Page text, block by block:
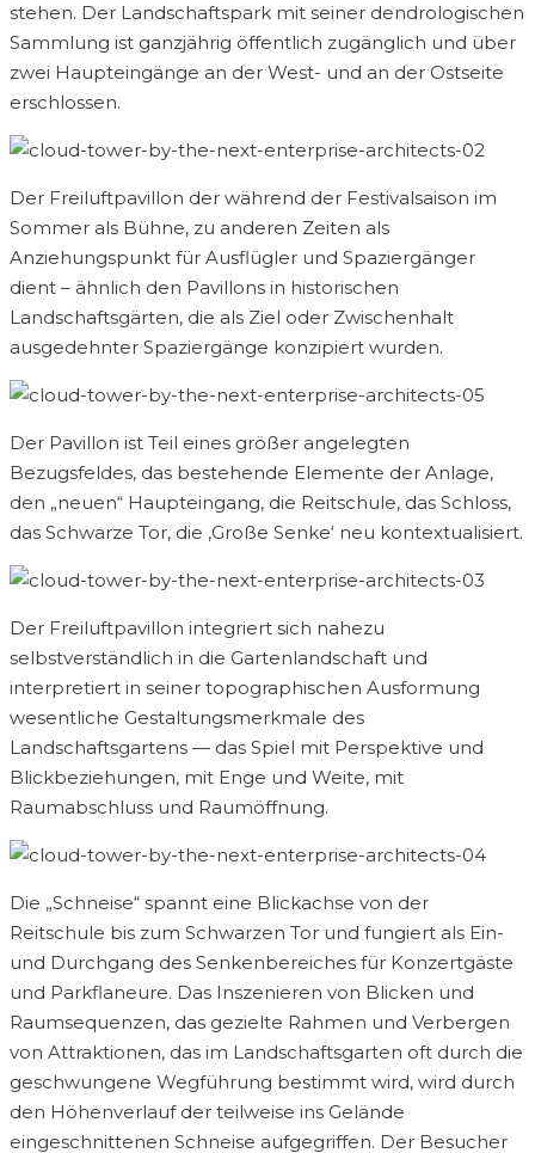
stehen. Der Landschaftspark mit seiner dendrologischen
Sammlung ist ganzjährig öffentlich zugänglich und über
zwei Haupteingänge an der West- und an der Ostseite
erschlossen.
Der Freiluftpavillon der während der Festivalsaison im
Sommer als Bühne, zu anderen Zeiten als
Anziehungspunkt für Ausflügler und Spaziergänger
dient – ähnlich den Pavillons in historischen
Landschaftsgärten, die als Ziel oder Zwischenhalt
ausgedehnter Spaziergänge konzipiert wurden.
Der Pavillon ist Teil eines größer angelegten
Bezugsfeldes, das bestehende Elemente der Anlage,
den „neuen“ Haupteingang, die Reitschule, das Schloss,
das Schwarze Tor, die ‚Große Senke‘ neu kontextualisiert.
Der Freiluftpavillon integriert sich nahezu
selbstverständlich in die Gartenlandschaft und
interpretiert in seiner topographischen Ausformung
wesentliche Gestaltungsmerkmale des
Landschaftsgartens — das Spiel mit Perspektive und
Blickbeziehungen, mit Enge und Weite, mit
Raumabschluss und Raumöffnung.
Die „Schneise“ spannt eine Blickachse von der
Reitschule bis zum Schwarzen Tor und fungiert als Ein-
und Durchgang des Senkenbereiches für Konzertgäste
und Parkflaneure. Das Inszenieren von Blicken und
Raumsequenzen, das gezielte Rahmen und Verbergen
von Attraktionen, das im Landschaftsgarten oft durch die
geschwungene Wegführung bestimmt wird, wird durch
den Höhenverlauf der teilweise ins Gelände
eingeschnittenen Schneise aufgegriffen. Der Besucher